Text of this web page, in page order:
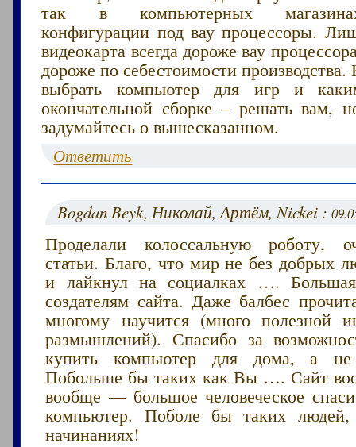
так в компьютерных
конфигурации под вау процессоры.
видеокарта всегда дороже вау
дороже по себестоимости
выбрать компьютер для игр и
окончательной сборке – решать вам,
задумайтесь о вышесказанном.
Ответить
Bogdan Beyk, Николай, Артём, Nickei :
Проделали колоссальную роботу,
статьи. Благо, что мир не без добрых
и лайкнул на социалках …. Большая
создателям сайта. Даже балбес
многому научится (много полезной
размышлений). Спасибо за
купить компьютер для дома, а
Побольше бы таких как Вы …. Сайт
вообще — большое человеческое
компьютер. Поболе бы таких людей,
начинаниях!